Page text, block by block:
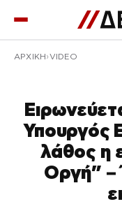
ΑΡΧΙΚΉ VIDEO
Υπουργός
λάθος η
Οργή” –